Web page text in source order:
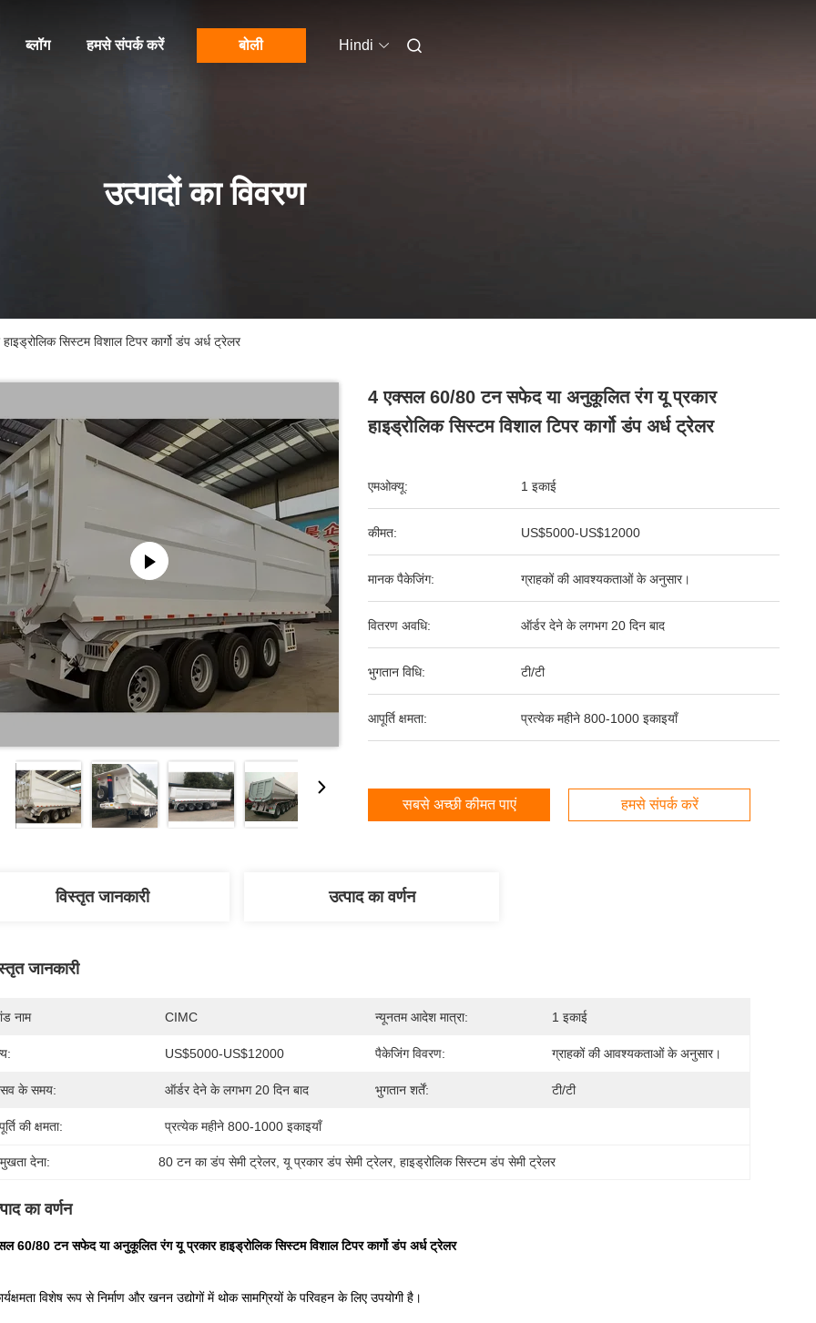
ब्लॉग हमसे संपर्क करें बोली Hindi
उत्पादों का विवरण
सिस्टम विशाल टिपर कार्गो डंप अर्ध ट्रेलर
4 एक्सल 60/80 टन सफेद या अनुकूलित रंग यू प्रकार
हाइड्रोलिक सिस्टम विशाल टिपर कार्गो डंप अर्ध ट्रेलर
एमओक्यू: 1 इकाई
कीमत: US$5000-US$12000
मानक पैकेजिंग: ग्राहकों की आवश्यकताओं के अनुसार।
वितरण अवधि: ऑर्डर देने के लगभग 20 दिन बाद
भुगतान विधि: टी/टी
आपूर्ति क्षमता: प्रत्येक महीने 800-1000 इकाइयाँ
सबसे अच्छी कीमत पाएं हमसे संपर्क करें
विस्तृत जानकारी उत्पाद का वर्णन
जानकारी
नाम CIMC न्यूनतम आदेश मात्रा: 1 इकाई
US$5000-US$12000 पैकेजिंग विवरण: ग्राहकों की आवश्यकताओं के अनुसार।
के समय: ऑर्डर देने के लगभग 20 दिन बाद भुगतान शर्तें: टी/टी
की क्षमता: प्रत्येक महीने 800-1000 इकाइयाँ
देना: 80 टन का डंप सेमी ट्रेलर, यू प्रकार डंप सेमी ट्रेलर, हाइड्रोलिक सिस्टम डंप सेमी ट्रेलर
का वर्णन
60/80 टन सफेद या अनुकूलित रंग यू प्रकार हाइड्रोलिक सिस्टम विशाल टिपर कार्गो डंप अर्ध ट्रेलर
विशेष रूप से निर्माण और खनन उद्योगों में थोक सामग्रियों के परिवहन के लिए उपयोगी है।